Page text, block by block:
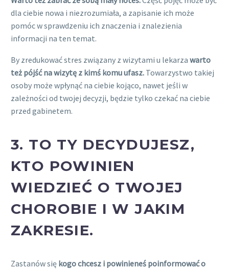
dla ciebie nowa i niezrozumiała, a zapisanie ich może
pomóc w sprawdzeniu ich znaczenia i znalezienia
informacji na ten temat.
By zredukować stres związany z wizytami u lekarza warto
też pójść na wizytę z kimś komu ufasz. Towarzystwo takiej
osoby może wpłynąć na ciebie kojąco, nawet jeśli w
zależności od twojej decyzji, będzie tylko czekać na ciebie
przed gabinetem.
3. TO TY DECYDUJESZ,
KTO POWINIEN
WIEDZIEĆ O TWOJEJ
CHOROBIE I W JAKIM
ZAKRESIE.
Zastanów się kogo chcesz i powinieneś poinformować o